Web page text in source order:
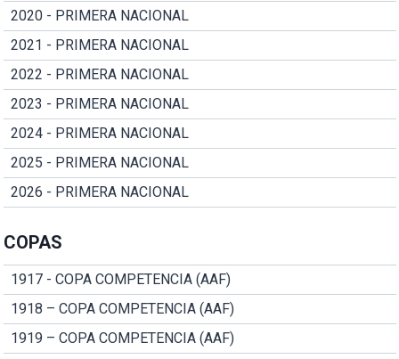
2020 - PRIMERA NACIONAL
2021 - PRIMERA NACIONAL
2022 - PRIMERA NACIONAL
2023 - PRIMERA NACIONAL
2024 - PRIMERA NACIONAL
2025 - PRIMERA NACIONAL
2026 - PRIMERA NACIONAL
COPAS
1917 - COPA COMPETENCIA (AAF)
1918 – COPA COMPETENCIA (AAF)
1919 – COPA COMPETENCIA (AAF)